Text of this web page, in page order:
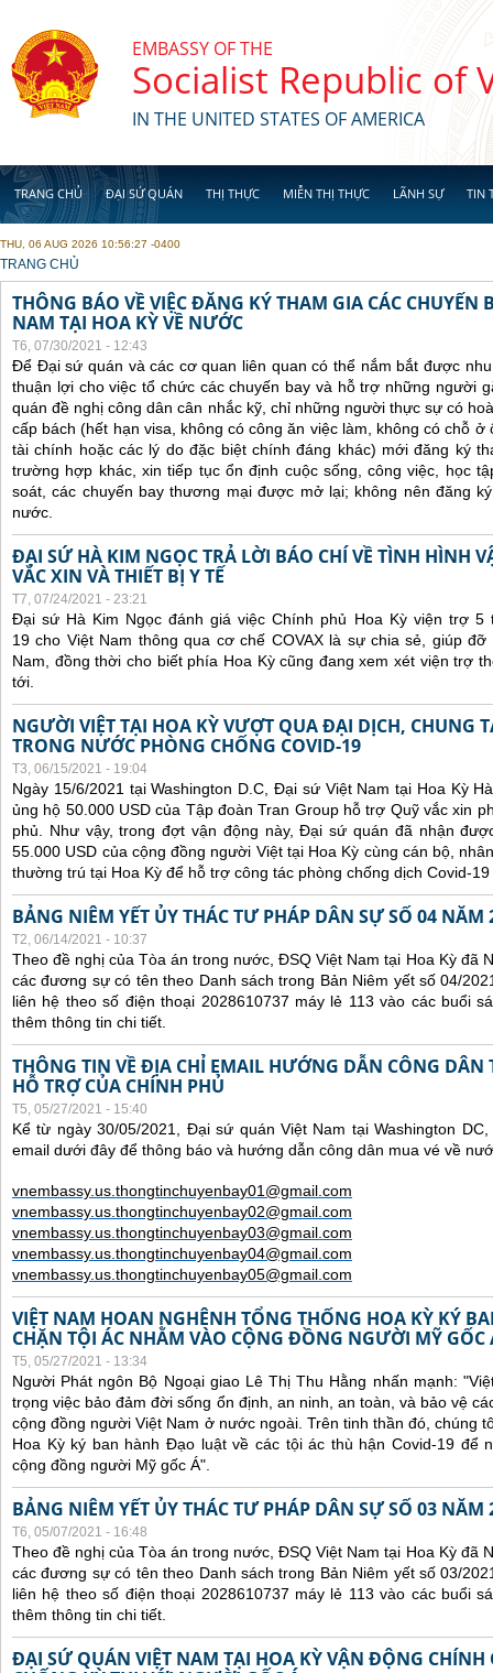
EMBASSY OF THE
Socialist Republic of
IN THE UNITED STATES OF AMERICA
TRANG CHỦ ĐẠI SỨ QUÁN THỊ THỰC MIỄN THỊ THỰC LÃNH SỰ TIN
THU, 06 AUG 2026 10:56:27 -0400
YOU ARE HERE
TRANG CHỦ
THÔNG BÁO VỀ VIỆC ĐĂNG KÝ THAM GIA CÁC CHUYẾN
NAM TẠI HOA KỲ VỀ NƯỚC
T6, 07/30/2021 - 12:43
Để Đại sứ quán và các cơ quan liên quan có thể nắm bắt được
thuận lợi cho việc tổ chức các chuyến bay và hỗ trợ những người
quán đề nghị công dân cân nhắc kỹ, chỉ những người thực sự có
cấp bách (hết hạn visa, không có công ăn việc làm, không có chỗ
tài chính hoặc các lý do đặc biệt chính đáng khác) mới đăng ký
trường hợp khác, xin tiếp tục ổn định cuộc sống, công việc, học
soát, các chuyến bay thương mại được mở lại; không nên đăng
nước.
ĐẠI SỨ HÀ KIM NGỌC TRẢ LỜI BÁO CHÍ VỀ TÌNH HÌNH
VẮC XIN VÀ THIẾT BỊ Y TẾ
T7, 07/24/2021 - 23:21
Đại sứ Hà Kim Ngọc đánh giá việc Chính phủ Hoa Kỳ viện trợ 5
19 cho Việt Nam thông qua cơ chế COVAX là sự chia sẻ, giúp
Nam, đồng thời cho biết phía Hoa Kỳ cũng đang xem xét viện trợ
tới.
NGƯỜI VIỆT TẠI HOA KỲ VƯỢT QUA ĐẠI DỊCH, CHUNG
TRONG NƯỚC PHÒNG CHỐNG COVID-19
T3, 06/15/2021 - 19:04
Ngày 15/6/2021 tại Washington D.C, Đại sứ Việt Nam tại Hoa Kỳ
ủng hộ 50.000 USD của Tập đoàn Tran Group hỗ trợ Quỹ vắc xin
phủ. Như vậy, trong đợt vận động này, Đại sứ quán đã nhận
55.000 USD của cộng đồng người Việt tại Hoa Kỳ cùng cán bộ,
thường trú tại Hoa Kỳ để hỗ trợ công tác phòng chống dịch Covid-
BẢNG NIÊM YẾT ỦY THÁC TƯ PHÁP DÂN SỰ SỐ 04 NĂM
T2, 06/14/2021 - 10:37
Theo đề nghị của Tòa án trong nước, ĐSQ Việt Nam tại Hoa Kỳ đã
các đương sự có tên theo Danh sách trong Bản Niêm yết số 04/
liên hệ theo số điện thoại 2028610737 máy lẻ 113 vào các buổi
thêm thông tin chi tiết.
THÔNG TIN VỀ ĐỊA CHỈ EMAIL HƯỚNG DẪN CÔNG DÂN
HỖ TRỢ CỦA CHÍNH PHỦ
T5, 05/27/2021 - 15:40
Kể từ ngày 30/05/2021, Đại sứ quán Việt Nam tại Washington
email dưới đây để thông báo và hướng dẫn công dân mua vé về
vnembassy.us.thongtinchuyenbay01@gmail.com
vnembassy.us.thongtinchuyenbay02@gmail.com
vnembassy.us.thongtinchuyenbay03@gmail.com
vnembassy.us.thongtinchuyenbay04@gmail.com
vnembassy.us.thongtinchuyenbay05@gmail.com
VIỆT NAM HOAN NGHÊNH TỔNG THỐNG HOA KỲ KÝ
CHẶN TỘI ÁC NHẰM VÀO CỘNG ĐỒNG NGƯỜI MỸ GỐC
T5, 05/27/2021 - 13:34
Người Phát ngôn Bộ Ngoại giao Lê Thị Thu Hằng nhấn mạnh:
trọng việc bảo đảm đời sống ổn định, an ninh, an toàn, và bảo vệ
cộng đồng người Việt Nam ở nước ngoài. Trên tinh thần đó, chúng
Hoa Kỳ ký ban hành Đạo luật về các tội ác thù hận Covid-19 để
cộng đồng người Mỹ gốc Á".
BẢNG NIÊM YẾT ỦY THÁC TƯ PHÁP DÂN SỰ SỐ 03 NĂM
T6, 05/07/2021 - 16:48
Theo đề nghị của Tòa án trong nước, ĐSQ Việt Nam tại Hoa Kỳ đã
các đương sự có tên theo Danh sách trong Bản Niêm yết số 03/
liên hệ theo số điện thoại 2028610737 máy lẻ 113 vào các buổi
thêm thông tin chi tiết.
ĐẠI SỨ QUÁN VIỆT NAM TẠI HOA KỲ VẬN ĐỘNG CHÍNH